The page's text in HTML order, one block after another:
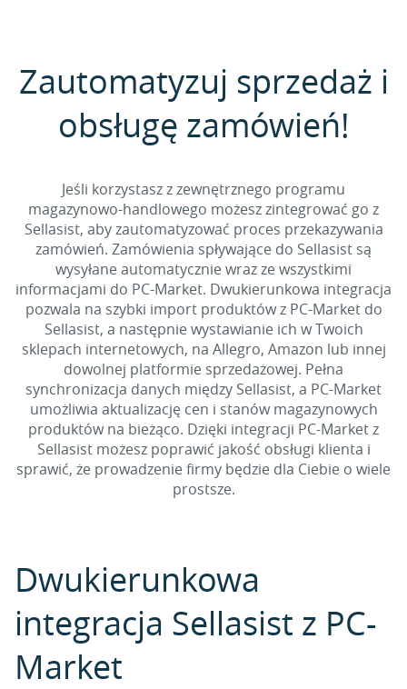
Zautomatyzuj sprzedaż i
obsługę zamówień!
Jeśli korzystasz z zewnętrznego programu
magazynowo-handlowego możesz zintegrować go z
Sellasist, aby zautomatyzować proces przekazywania
zamówień. Zamówienia spływające do Sellasist są
wysyłane automatycznie wraz ze wszystkimi
informacjami do PC-Market. Dwukierunkowa integracja
pozwala na szybki import produktów z PC-Market do
Sellasist, a następnie wystawianie ich w Twoich
sklepach internetowych, na Allegro, Amazon lub innej
dowolnej platformie sprzedażowej. Pełna
synchronizacja danych między Sellasist, a PC-Market
umożliwia aktualizację cen i stanów magazynowych
produktów na bieżąco. Dzięki integracji PC-Market z
Sellasist możesz poprawić jakość obsługi klienta i
sprawić, że prowadzenie firmy będzie dla Ciebie o wiele
prostsze.
Dwukierunkowa
integracja Sellasist z PC-
Market